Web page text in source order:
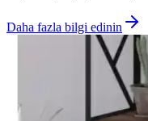
Daha fazla bilgi edinin